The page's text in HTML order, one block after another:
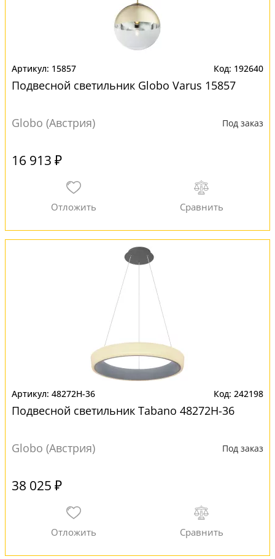
15857 192640
Подвесной светильник Globo Varus 15857
Globo (Австрия) Под заказ
16 913 ₽
48272H-36 242198
Подвесной светильник Tabano 48272H-36
Globo (Австрия) Под заказ
38 025 ₽